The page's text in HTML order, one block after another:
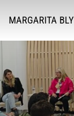
MARGARITA BLY